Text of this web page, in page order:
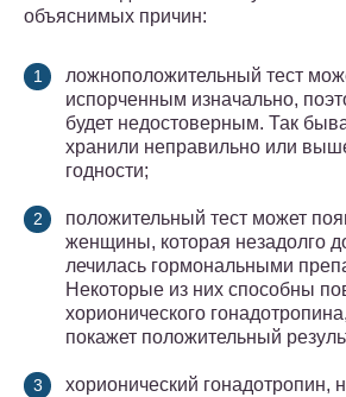
объяснимых причин:
ложноположительный тест
испорченным изначально,
будет недостоверным. Так
хранили неправильно или
годности;
положительный тест может
женщины, которая незадолго
лечилась гормональными
Некоторые из них способны
хорионического
покажет положительный
хорионический гонадотропин,